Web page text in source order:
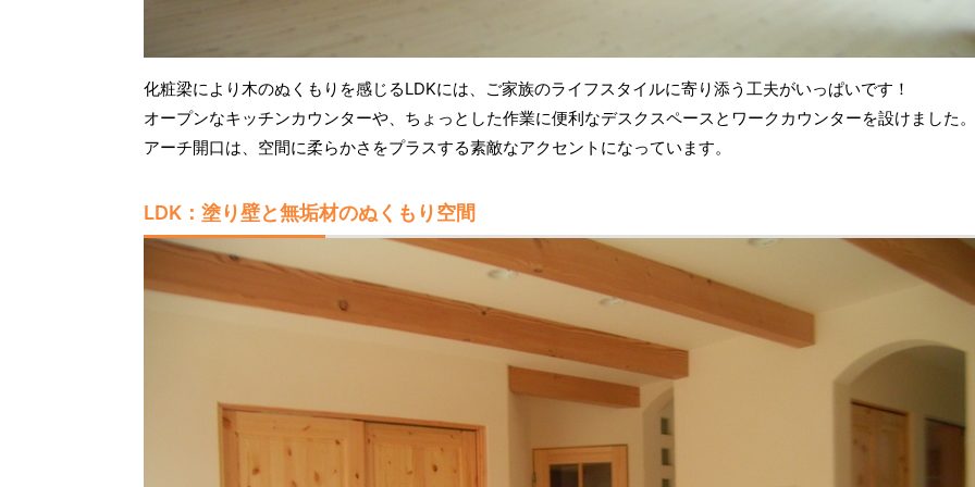
化粧梁により木のぬくもりを感じるLDKには、ご家族のライフスタイルに寄り添う工夫がいっぱいです！
オープンなキッチンカウンターや、ちょっとした作業に便利なデスクスペースとワークカウンターを設けました。
アーチ開口は、空間に柔らかさをプラスする素敵なアクセントになっています。
LDK：塗り壁と無垢材のぬくもり空間